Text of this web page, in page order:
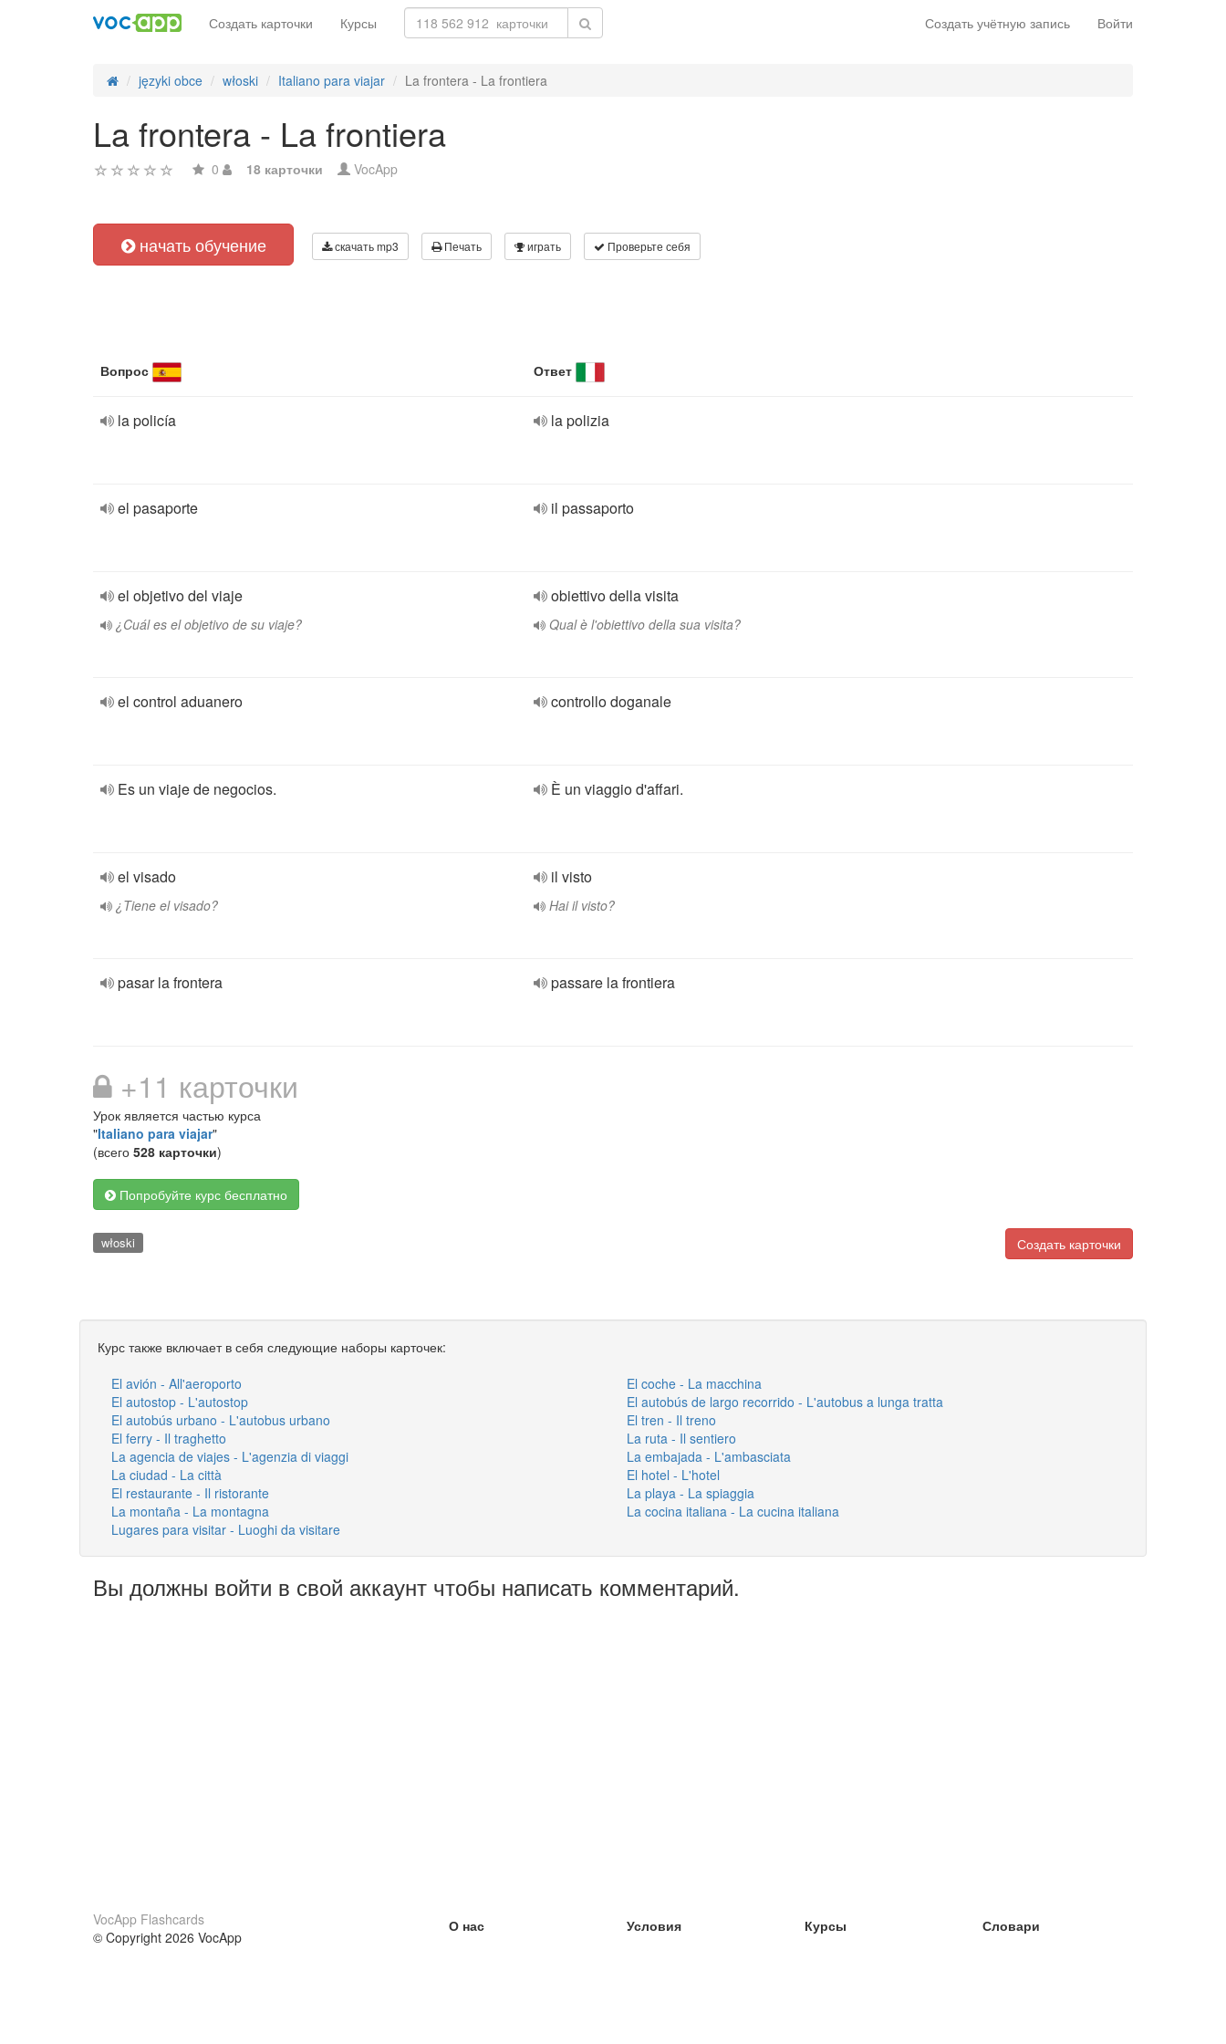
Создать учётную запись Войти
Создать карточки Курсы
języki obce włoski Italiano para viajar La frontera - La frontiera
La frontera - La frontiera
0 18 карточки VocApp
начать обучение скачать mp3 Печать играть Проверьте себя
Вопрос Ответ
la policía la polizia
el pasaporte il passaporto
el objetivo del viaje
¿Cuál es el objetivo de su viaje?
obiettivo della visita
Qual è l'obiettivo della sua visita?
el control aduanero controllo doganale
Es un viaje de negocios. È un viaggio d'affari.
el visado
¿Tiene el visado?
il visto
Hai il visto?
pasar la frontera passare la frontiera
+11 карточки
Урок является частью курса
"Italiano para viajar"
(всего 528 карточки)
Попробуйте курс бесплатно
Создать карточки
włoski
Курс также включает в себя следующие наборы карточек:
El avión - All'aeroporto
El coche - La macchina
El autostop - L'autostop
El autobús de largo recorrido - L'autobus a lunga tratta
El autobús urbano - L'autobus urbano
El tren - Il treno
El ferry - Il traghetto
La ruta - Il sentiero
La agencia de viajes - L'agenzia di viaggi
La embajada - L'ambasciata
La ciudad - La città
El hotel - L'hotel
El restaurante - Il ristorante
La playa - La spiaggia
La montaña - La montagna
La cocina italiana - La cucina italiana
Lugares para visitar - Luoghi da visitare
Вы должны войти в свой аккаунт чтобы написать комментарий.
VocApp Flashcards
© Copyright 2026 VocApp
О нас
Условия
Курсы
Словари